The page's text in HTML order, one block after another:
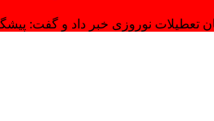
نوروزی خبر داد و گفت: